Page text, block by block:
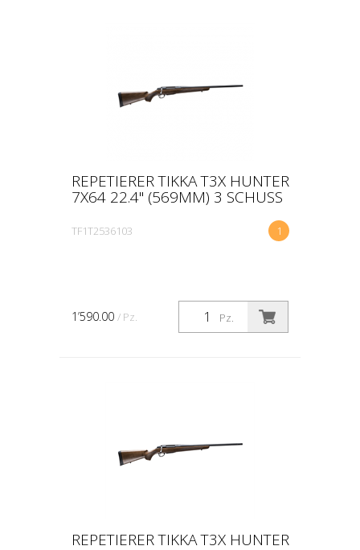
REPETIERER TIKKA T3X HUNTER
7X64 22.4" (569MM) 3 SCHUSS
1
TF1T2536103
Pz.
1’590.00 / Pz.
REPETIERER TIKKA T3X HUNTER